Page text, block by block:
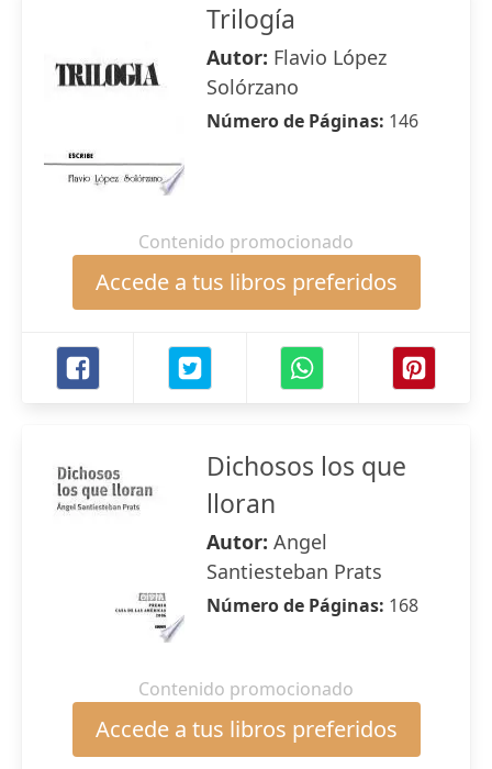
Trilogía
Autor: Flavio López
Solórzano
Número de Páginas: 146
Contenido promocionado
Accede a tus libros preferidos
Dichosos los que
lloran
Autor: Angel
Santiesteban Prats
Número de Páginas: 168
Contenido promocionado
Accede a tus libros preferidos